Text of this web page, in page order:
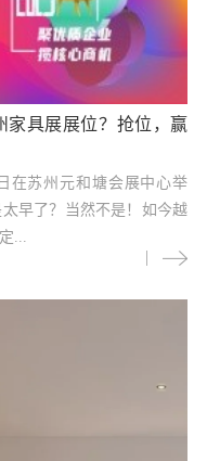
家具展展位？抢位，赢
在苏州元和塘会展中心举
早了？当然不是！如今越
...